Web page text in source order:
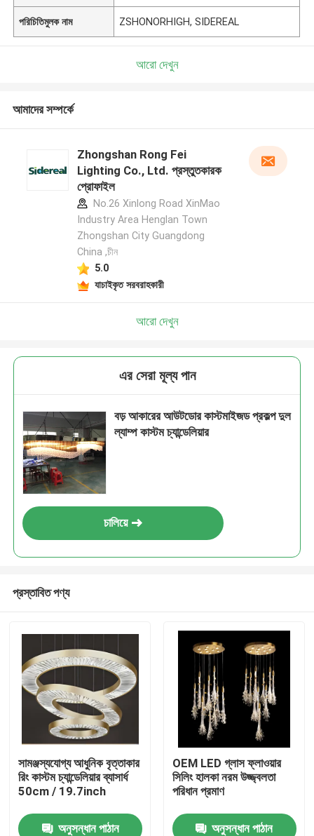
পরিচিতিমুলক নাম ZSHONORHIGH, SIDEREAL
আরো দেখুন
আমাদের সম্পর্কে
Zhongshan Rong Fei
Lighting Co., Ltd. প্রস্তুতকারক
প্রোফাইল
No.26 Xinlong Road XinMao
Industry Area Henglan Town
Zhongshan City Guangdong
China ,চীন
5.0
যাচাইকৃত সরবরাহকারী
আরো দেখুন
এর সেরা মূল্য পান
বড় আকারের আউটডোর কাস্টমাইজড প্রকল্প দুল
ল্যাম্প কাস্টম চ্যান্ডেলিয়ার
চালিয়ে
প্রস্তাবিত পণ্য
সামঞ্জস্যযোগ্য আধুনিক বৃত্তাকার
রিং কাস্টম চ্যান্ডেলিয়ার ব্যাসার্ধ
50cm / 19.7inch
অনুসন্ধান পাঠান
OEM LED গ্লাস ফ্লাওয়ার
সিলিং হালকা নরম উজ্জ্বলতা
পরিধান প্রমাণ
অনুসন্ধান পাঠান